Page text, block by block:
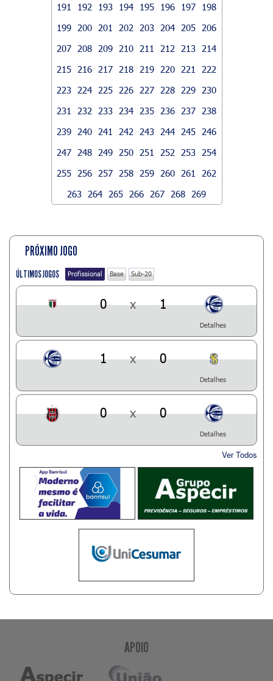
191
192 193 194 195 196 197
198
199
200 201 202 203 204 205
206
207
208 209 210 211 212 213
214
215
216 217 218 219 220 221
222
223
224 225 226 227 228 229
230
231
232 233 234 235 236 237
238
239
240 241 242 243 244 245
246
247
248 249 250 251 252 253
254
255
256 257 258 259 260 261
262
263
264 265 266 267 268 269
PRÓXIMO JOGO
ÚLTIMOS JOGOS Profissional Base Sub-20
0 x 1
Detalhes
1 x 0
Detalhes
0 x 0
Detalhes
Ver Todos
APOIO